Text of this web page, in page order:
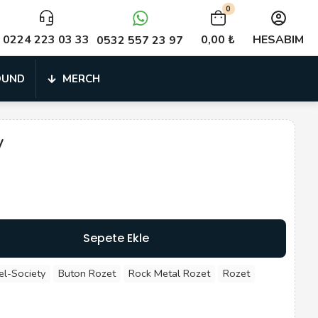
0224 223 03 33 0532 557 23 97
0
0,00 ₺ HESABIM
MERCH
Sepete Ekle
Society Buton Rozet Rock Metal Rozet Rozet